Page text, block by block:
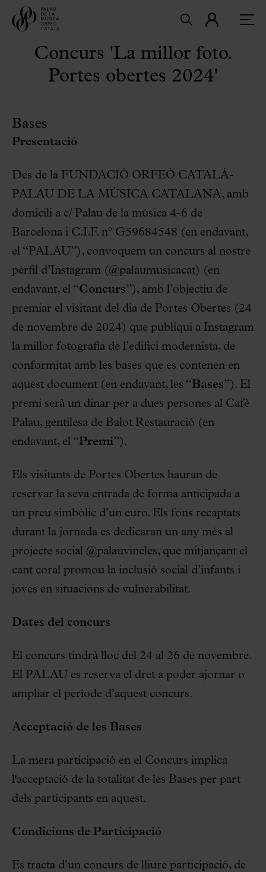
Concurs 'La millor foto.
Portes obertes 2024'
Bases
Presentació
Des de la FUNDACIÓ ORFEÓ CATALÀ-
PALAU DE LA MÚSICA CATALANA, amb
domicili a c/ Palau de la música 4-6 de
Barcelona i C.I.F. nº G59684548 (en endavant,
el “PALAU”), convoquem un concurs al nostre
perfil d’Instagram (@palaumusicacat) (en
endavant, el “Concurs”), amb l’objectiu de
premiar el visitant del dia de Portes Obertes (24
de novembre de 2024) que publiqui a Instagram
la millor fotografia de l’edifici modernista, de
conformitat amb les bases que es contenen en
aquest document (en endavant, les “Bases”). El
premi serà un dinar per a dues persones al Cafè
Palau, gentilesa de Balot Restauració (en
endavant, el “Premi”).
Els visitants de Portes Obertes hauran de
reservar la seva entrada de forma anticipada a
un preu simbòlic d’un euro. Els fons recaptats
durant la jornada es dedicaran un any més al
projecte social @palauvincles, que mitjançant el
cant coral promou la inclusió social d’infants i
joves en situacions de vulnerabilitat.
Dates del concurs
El concurs tindrà lloc del 24 al 26 de novembre.
El PALAU es reserva el dret a poder ajornar o
ampliar el període d’aquest concurs.
Acceptació de les Bases
La mera participació en el Concurs implica
l'acceptació de la totalitat de les Bases per part
dels participants en aquest.
Condicions de Participació
Es tracta d’un concurs de lliure participació, de